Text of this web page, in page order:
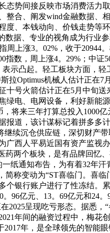
势间接反映市场消费活力
合、阐发wind金融数据、
、本钱动向、价钱走势等
据、专业的视角成为行业
上涨3。02%，收于20944
数，周上涨4。29%；中证
示凸起。轻工板块方面，轻
拉Optimus机械人估计正在
号火箭估计正在5月中旬送
电、电网设备，利好新能
将来三年打算总投入1000
道，该计谋标记着拼多多
续沉仓供应链，深切财产
西人平易近国有资产监视
两个板块，是有品牌回忆
纸通知布告，为有着32年汗
称变动为“ST喜临门。喜
银行账户进行了性冻结。
96亿元、13。69亿元和24。
呈现吃亏形态。据悉，
年间的融资过程中，梅花
年，是全球领先的智能